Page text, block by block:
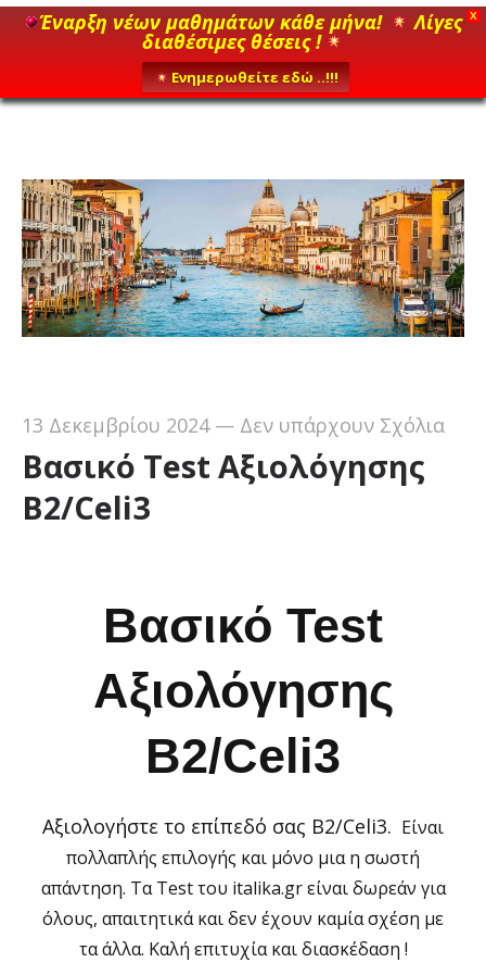
X
Έναρξη νέων μαθημάτων κάθε μήνα! Λίγες
διαθέσιμες θέσεις !
Ενημερωθείτε εδώ ..!!!
13 Δεκεμβρίου 2024— Δεν υπάρχουν Σχόλια
Βασικό Test Αξιολόγησης
Β2/Celi3
Βασικό Test
Αξιολόγησης
Β2/Celi3
Αξιολογήστε το επίπεδό σας Β2/Celi3. Είναι
πολλαπλής επιλογής και μόνο μια η σωστή
απάντηση. Τα Test του italika.gr είναιδωρεάν για
όλους, απαιτητικά και δεν έχουν καμία σχέση με
τα άλλα. Καλή επιτυχίακαι διασκέδαση !